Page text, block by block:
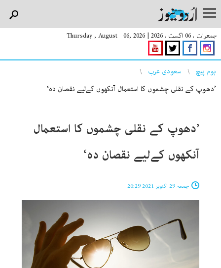
جمعرات ، 06 اگست ، 2026 |
Thursday , August 06, 2026
You are here
ہوم پیچ
سعودی عرب
’دھوپ کے نقلی چشموں کا استعمال آنکھوں کےلیے نقصان دہ‘
’دھوپ کے نقلی چشموں کا استعمال
آنکھوں کےلیے نقصان دہ‘
جمعہ 29 اکتوبر 2021 20:29